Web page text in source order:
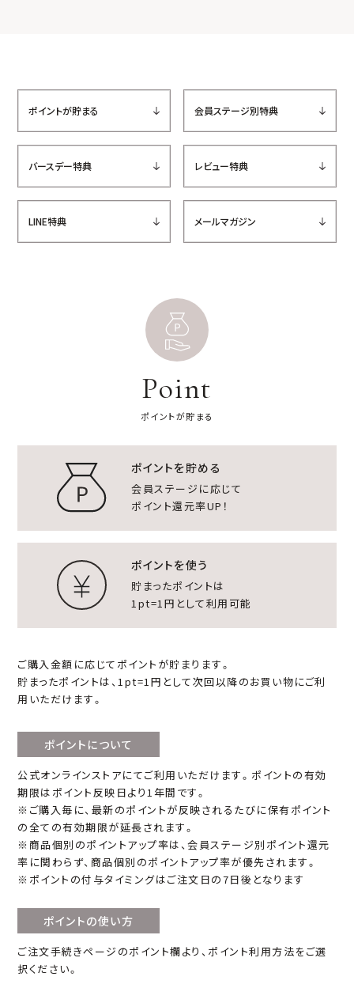
ポイントが貯まる 会員ステージ別特典
バースデー特典 レビュー特典
LINE特典 メールマガジン
Point
ポイントが貯まる
ポイントを貯める
会員ステージに応じて
ポイント還元率UP！
ポイントを使う
貯まったポイントは
1pt=1円として利用可能
ご購入金額に応じてポイントが貯まります。
貯まったポイントは、1pt=1円として次回以降のお買い物にご利
用いただけます。
ポイントについて
公式オンラインストアにてご利用いただけます。ポイントの有効
期限はポイント反映日より1年間です。
※ご購入毎に、最新のポイントが反映されるたびに保有ポイント
の全ての有効期限が延長されます。
※商品個別のポイントアップ率は、会員ステージ別ポイント還元
率に関わらず、商品個別のポイントアップ率が優先されます。
※ポイントの付与タイミングはご注文日の7日後となります
ポイントの使い方
ご注文手続きページのポイント欄より、ポイント利用方法をご選
択ください。